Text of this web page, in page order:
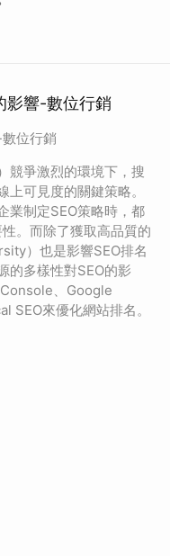
影響-數位行銷
位行銷
競爭激烈的環境下，搜
可見度的關鍵策略。
業制定SEO策略時，都
。而除了獲取高品質的
）也是影響SEO排名
的多樣性對SEO的影
、Google
SEO來優化網站排名。